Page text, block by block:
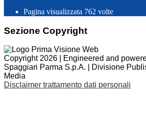
Pagina visualizzata 762 volte
Sezione Copyright
Copyright 2026 | Engineered and
Spaggiari Parma S.p.A. | Divisione
Media
Disclaimer trattamento dati personali